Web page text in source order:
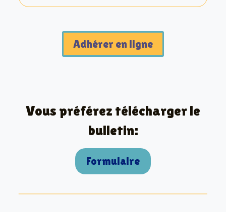
Adhérer en ligne
Vous préférez télécharger le
bulletin:
Formulaire